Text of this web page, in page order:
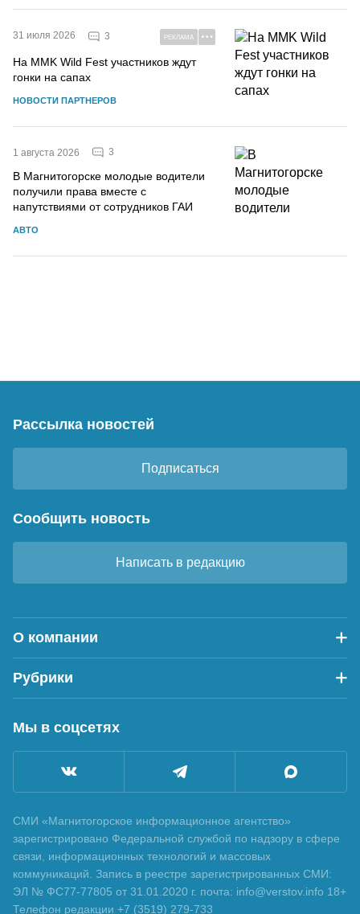
31 июля 2026 3 РЕКЛАМА
На MMK Wild Fest участников ждут
гонки на сапах
НОВОСТИ ПАРТНЕРОВ
1 августа 2026 3
В Магнитогорске молодые водители
получили права вместе с
напутствиями от сотрудников ГАИ
АВТО
Рассылка новостей
Подписаться
Сообщить новость
Написать в редакцию
О компании
Рубрики
Мы в соцсетях
СМИ «Магнитогорское информационное агентство»
зарегистрировано Федеральной службой по надзору в сфере
связи, информационных технологий и массовых
коммуникаций. Запись в реестре зарегистрированных СМИ:
ЭЛ № ФС77-77805 от 31.01.2020 г. почта: info@verstov.info 18+
Телефон редакции +7 (3519) 279-733